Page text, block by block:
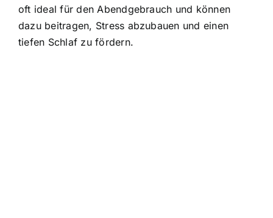
oft ideal für den Abendgebrauch und können
dazu beitragen, Stress abzubauen und einen
tiefen Schlaf zu fördern.